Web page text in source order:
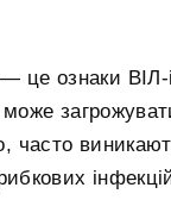
це ознаки
часто